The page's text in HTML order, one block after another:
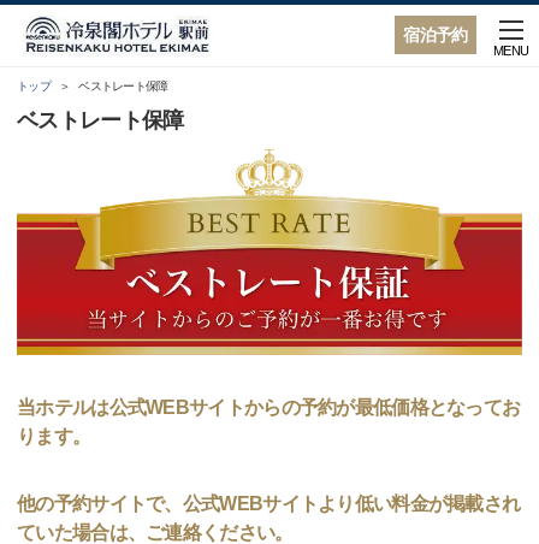
宿泊予約
MENU
トップ ベストレート保障
ベストレート保障
当ホテルは公式WEBサイトからの予約が最低価格となってお
ります。
他の予約サイトで、公式WEBサイトより低い料金が掲載され
ていた場合は、ご連絡ください。